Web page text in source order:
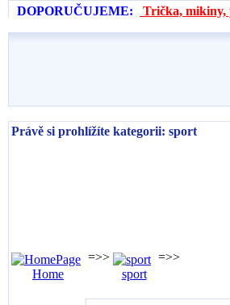
DOPORUČUJEME:
Trička, mikiny,
Právě si prohlížíte kategorii: sport
Home
=>>
sport
=>>